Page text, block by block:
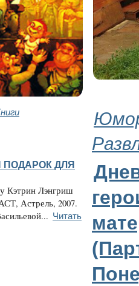
ДЛЯ
Кэтрин Лэнгриш
Астрель, 2007.
Читать